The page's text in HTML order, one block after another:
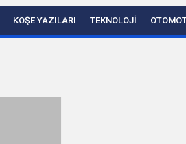
KÖŞE YAZILARI TEKNOLOJI